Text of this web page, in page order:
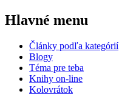
Hlavné menu
Články podľa kategórií
Blogy
Téma pre teba
Knihy on-line
Kolovrátok